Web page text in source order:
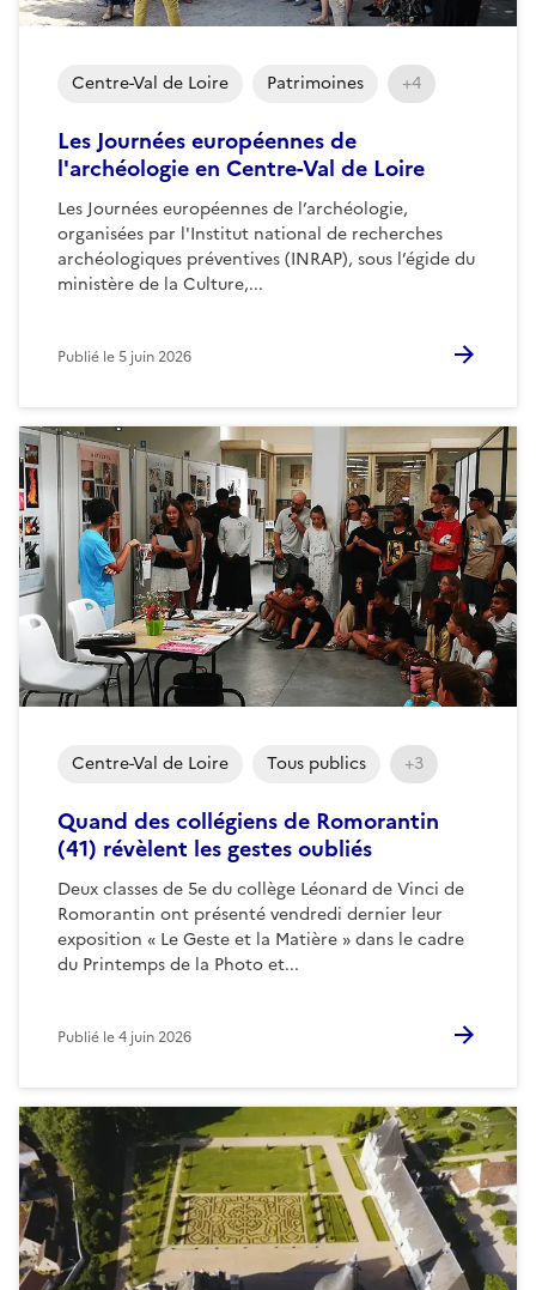
Les Journées européennes de
l'archéologie en Centre-Val de Loire
Les Journées européennes de l’archéologie,
organisées par l'Institut national de recherches
archéologiques préventives (INRAP), sous l’égide du
ministère de la Culture,...
Centre-Val de Loire Patrimoines +4
Publié le5 juin 2026
Quand des collégiens de Romorantin
(41) révèlent les gestes oubliés
Deux classes de 5e du collège Léonard de Vinci de
Romorantin ont présenté vendredi dernier leur
exposition « Le Geste et la Matière » dans le cadre
du Printemps de la Photo et...
Centre-Val de Loire Tous publics +3
Publié le4 juin 2026